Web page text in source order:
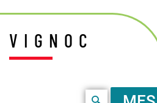
VIGNOC